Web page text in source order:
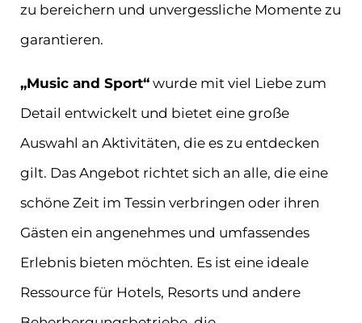
zu bereichern und unvergessliche Momente zu
garantieren.
„Music and Sport“ wurde mit viel Liebe zum
Detail entwickelt und bietet eine große
Auswahl an Aktivitäten, die es zu entdecken
gilt. Das Angebot richtet sich an alle, die eine
schöne Zeit im Tessin verbringen oder ihren
Gästen ein angenehmes und umfassendes
Erlebnis bieten möchten. Es ist eine ideale
Ressource für Hotels, Resorts und andere